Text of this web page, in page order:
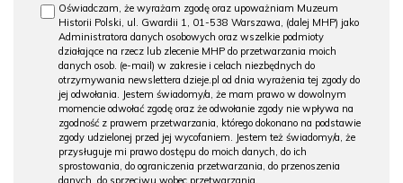
Oświadczam, że wyrażam zgodę oraz upoważniam Muzeum
Historii Polski, ul. Gwardii 1, 01-538 Warszawa, (dalej MHP) jako
Administratora danych osobowych oraz wszelkie podmioty
działające na rzecz lub zlecenie MHP do przetwarzania moich
danych osob. (e-mail) w zakresie i celach niezbędnych do
otrzymywania newslettera dzieje.pl od dnia wyrażenia tej zgody do
jej odwołania. Jestem świadomy/a, że mam prawo w dowolnym
momencie odwołać zgodę oraz że odwołanie zgody nie wpływa na
zgodność z prawem przetwarzania, którego dokonano na podstawie
zgody udzielonej przed jej wycofaniem. Jestem też świadomy/a, że
przysługuje mi prawo dostępu do moich danych, do ich
sprostowania, do ograniczenia przetwarzania, do przenoszenia
danych, do sprzeciwu wobec przetwarzania.